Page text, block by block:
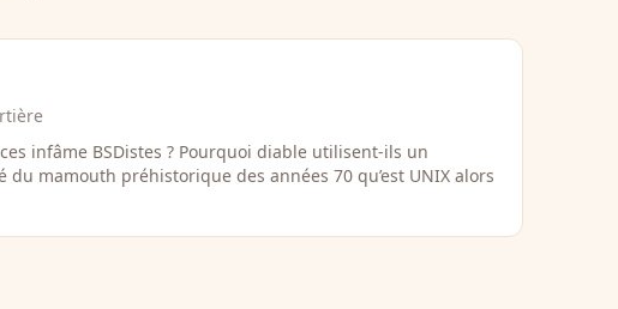
infâme BSDistes ? Pourquoi diable utilisent-ils un
du mamouth préhistorique des années 70 qu’est UNIX alors